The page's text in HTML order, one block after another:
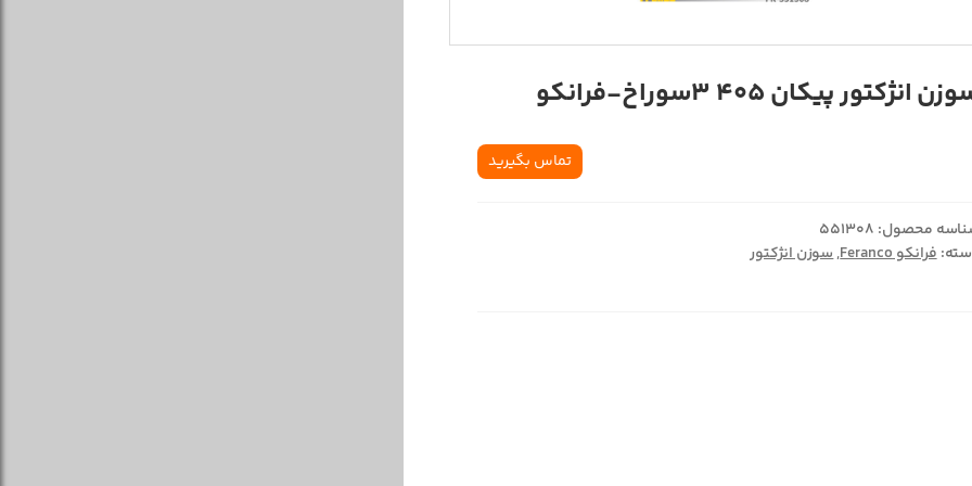
انژکتور پیکان 405 3سوراخ-فرانکو
تماس بگیرید
محصول: 551308
فرانکو Feranco ,سوزن انژکتور